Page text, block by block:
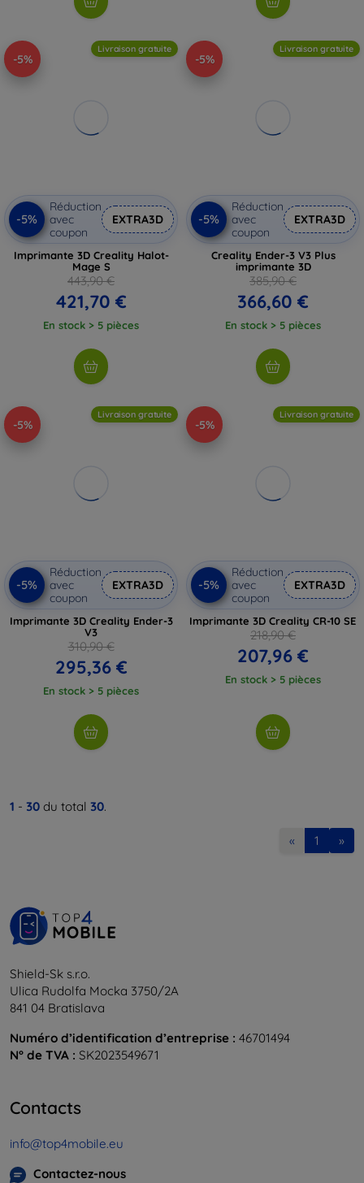
-5%
Livraison gratuite
-5%
Réduction
avec
coupon
EXTRA3D
Imprimante 3D Creality Halot-
Mage S
443,90 €
421,70 €
En stock > 5 pièces
-5%
Livraison gratuite
-5%
Réduction
avec
coupon
EXTRA3D
Creality Ender-3 V3 Plus
imprimante 3D
385,90 €
366,60 €
En stock > 5 pièces
-5%
Livraison gratuite
-5%
Réduction
avec
coupon
EXTRA3D
Imprimante 3D Creality Ender-3
V3
310,90 €
295,36 €
En stock > 5 pièces
-5%
Livraison gratuite
-5%
Réduction
avec
coupon
EXTRA3D
Imprimante 3D Creality CR-10 SE
218,90 €
207,96 €
En stock > 5 pièces
1 - 30 du total 30.
« 1 »
Shield-Sk s.r.o.
Ulica Rudolfa Mocka 3750/2A
841 04 Bratislava
Numéro d’identification d’entreprise : 46701494
N° de TVA : SK2023549671
Contacts
info@top4mobile.eu
Contactez-nous